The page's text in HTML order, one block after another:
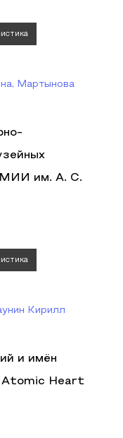
Мартынова
им. А. С.
Кирилл
и имён
Atomic Heart